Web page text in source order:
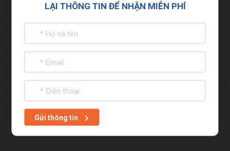
Sản phẩm Tonisity
Sản phẩm ARSHINE PHARMA
Sản phẩm BIOSRPING
Sản phẩm CHAMPRIX
Sản phẩm Nông Nghiệp Xanh
Sản phẩm Pharmatech
LẠI THÔNG TIN ĐỂ NHẬN MIỄN PHÍ
Gửi thông tin